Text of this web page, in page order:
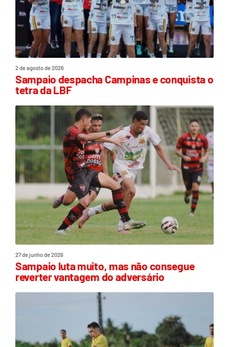
2 de agosto de 2026
Sampaio despacha Campinas e conquista o
tetra da LBF
27 de junho de 2026
Sampaio luta muito, mas não consegue
reverter vantagem do adversário